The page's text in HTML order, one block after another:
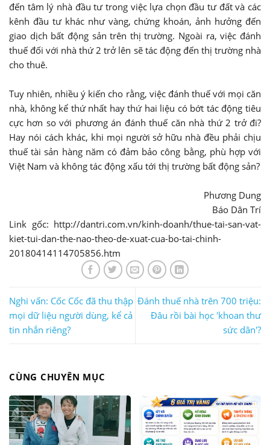
đến tâm lý nhà đầu tư trong việc lựa chọn đầu tư đất và các
kênh đầu tư khác như vàng, chứng khoán, ảnh hưởng đến
giao dịch bất động sản trên thị trường. Ngoài ra, việc đánh
thuế đối với nhà thứ 2 trở lên sẽ tác động đến thị trường nhà
cho thuê.
Tuy nhiên, nhiều ý kiến cho rằng, việc đánh thuế với mọi căn
nhà, không kể thứ nhất hay thứ hai liệu có bớt tác động tiêu
cực hơn so với phương án đánh thuế căn nhà thứ 2 trở đi?
Hay nói cách khác, khi mọi người sở hữu nhà đều phải chịu
thuế tài sản hàng năm có đảm bảo công bằng, phù hợp với
Việt Nam và không tác động xấu tới thị trường bất động sản?
Phương Dung
Báo Dân Trí
Link gốc: http://dantri.com.vn/kinh-doanh/thue-tai-san-vat-
kiet-tui-dan-the-nao-theo-de-xuat-cua-bo-tai-chinh-
20180414114705856.htm
Nghi vấn: Cốc Cốc đã thu thập
mọi dữ liệu người dùng, kể cả
tin nhắn riêng?
Đánh thuế nhà trên 700 triệu:
Đâu rồi bài học 'khoan thư
sức dân'?
CÙNG CHUYÊN MỤC